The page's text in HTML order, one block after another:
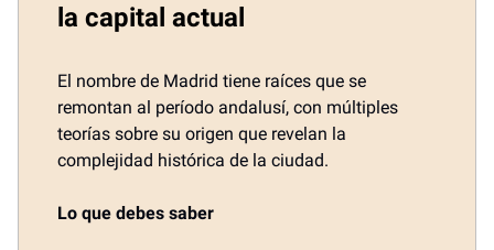
la capital actual
El nombre de Madrid tiene raíces que se
remontan al período andalusí, con múltiples
teorías sobre su origen que revelan la
complejidad histórica de la ciudad.
Lo que debes saber